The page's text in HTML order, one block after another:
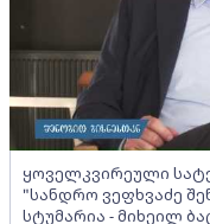
ყოველკვირეული
"სანდრო ვეფხვაძე
სტუმარია - მიხეილ